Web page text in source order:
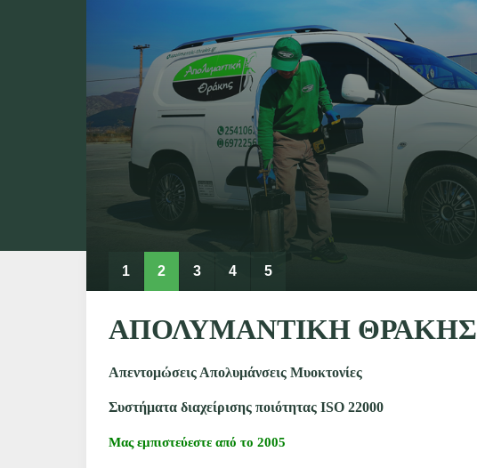
1 2 3 4 5
ΑΠΟΛΥΜΑΝΤΙΚΗ ΘΡΑΚΗΣ
Απεντομώσεις Απολυμάνσεις Μυοκτονίες
Συστήματα διαχείρισης ποιότητας ISO 22000
Μας εμπιστεύεστε από το 2005